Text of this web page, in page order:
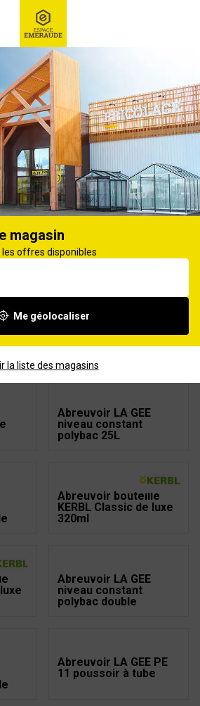
...
INTÉRIEUR
Affiner
Robinet a flotteur
KERBL xtraflo top
Abreuvoir LA GEE
niveau constant
polybac 25L
Abreuvoir bouteille
KERBL Classic de luxe
320ml
Abreuvoir LA GEE
niveau constant
polybac double
Abreuvoir LA GEE PE
11 poussoir à tube
magasin
offres disponibles
Me géolocaliser
la liste des magasins